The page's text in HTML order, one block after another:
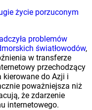
życie porzuconym
problemów
światłowodów,
w transferze
przechodzący
kierowane do Azji i
poważniejsza niż
że zdarzenie
internetowego.